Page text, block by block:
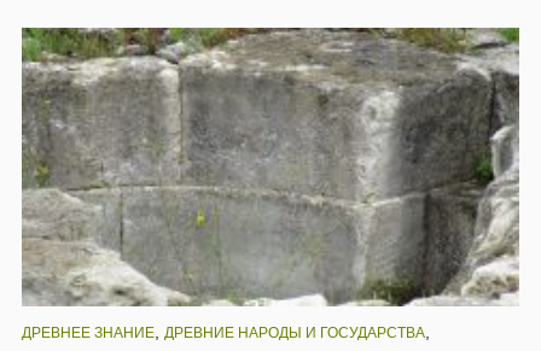
ДРЕВНЕЕ ЗНАНИЕ ДРЕВНИЕ НАРОДЫ И ГОСУДАРСТВА